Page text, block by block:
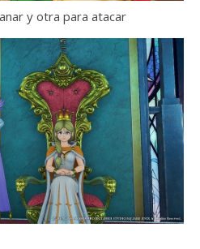
y otra para atacar